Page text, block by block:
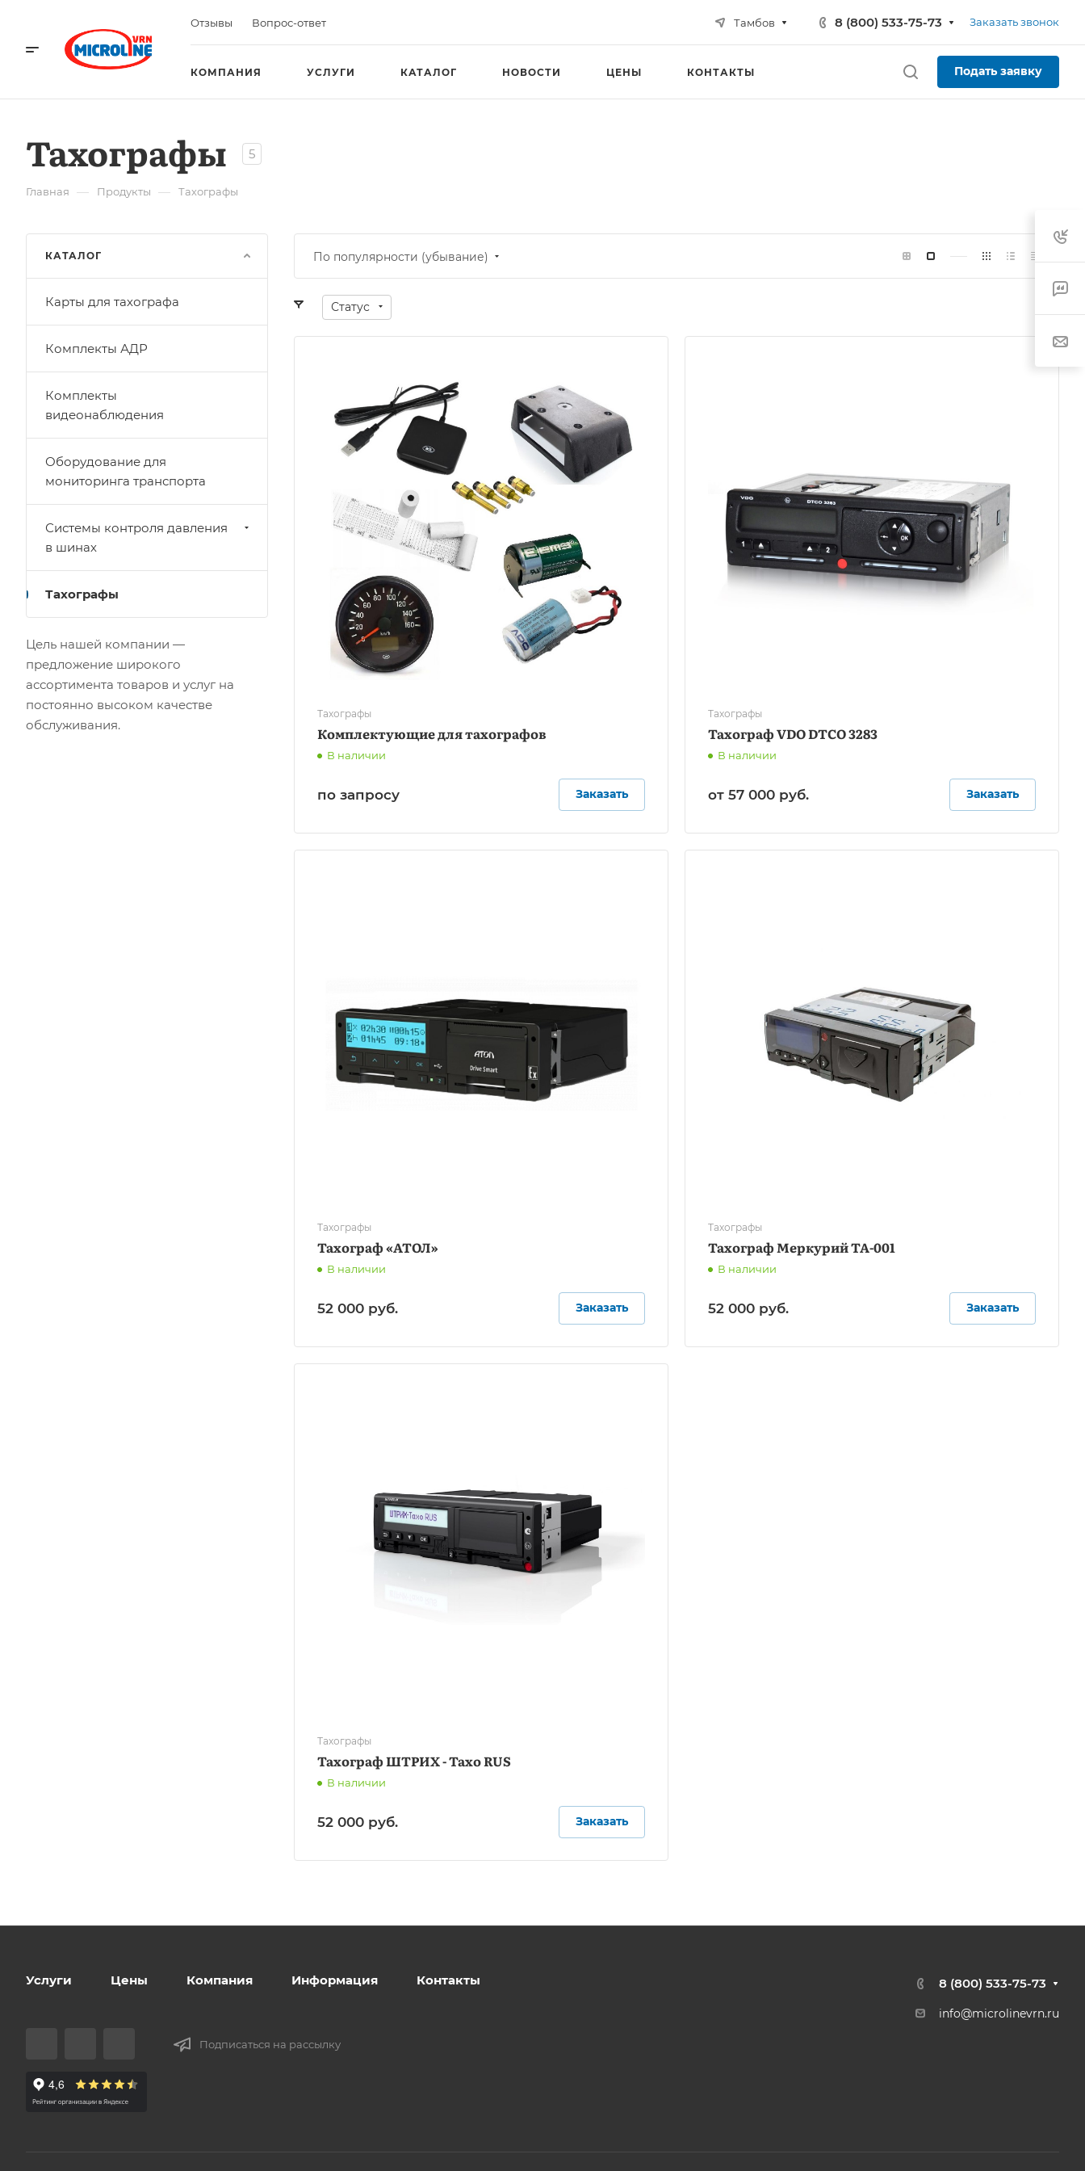
Отзывы Вопрос-ответ Тамбов 8 (800) 533-75-73 Заказать звонок
КОМПАНИЯ УСЛУГИ КАТАЛОГ НОВОСТИ ЦЕНЫ КОНТАКТЫ Подать заявку
Тахографы 5
Главная — Продукты — Тахографы
По популярности (убывание)
Статус
Тахографы
Комплектующие для тахографов
В наличии
по запросу Заказать
Тахографы
Тахограф VDO DTCO 3283
В наличии
от 57 000 руб. Заказать
Тахографы
Тахограф «АТОЛ»
В наличии
52 000 руб. Заказать
Тахографы
Тахограф Меркурий ТА-001
В наличии
52 000 руб. Заказать
Тахографы
Тахограф ШТРИХ - Тахо RUS
В наличии
52 000 руб. Заказать
КАТАЛОГ
Карты для тахографа
Комплекты АДР
Комплекты
видеонаблюдения
Оборудование для
мониторинга транспорта
Системы контроля давления
в шинах
Тахографы
Цель нашей компании —
предложение широкого
ассортимента товаров и услуг на
постоянно высоком качестве
обслуживания.
Услуги Цены Компания Информация Контакты
Подписаться на рассылку
8 (800) 533-75-73
info@microlinevrn.ru